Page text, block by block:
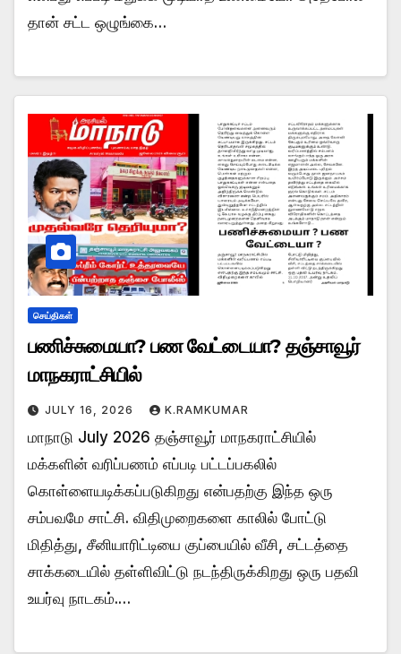
தான் சட்ட ஒழுங்கை…
செய்திகள்
பணிச்சுமையா? பண வேட்டையா? தஞ்சாவூர்
மாநகராட்சியில்
JULY 16, 2026 K.RAMKUMAR
மாநாடு July 2026 தஞ்சாவூர் மாநகராட்சியில்
மக்களின் வரிப்பணம் எப்படி பட்டப்பகலில்
கொள்ளையடிக்கப்படுகிறது என்பதற்கு இந்த ஒரு
சம்பவமே சாட்சி. விதிமுறைகளை காலில் போட்டு
மிதித்து, சீனியாரிட்டியை குப்பையில் வீசி, சட்டத்தை
சாக்கடையில் தள்ளிவிட்டு நடந்திருக்கிறது ஒரு பதவி
உயர்வு நாடகம்.…